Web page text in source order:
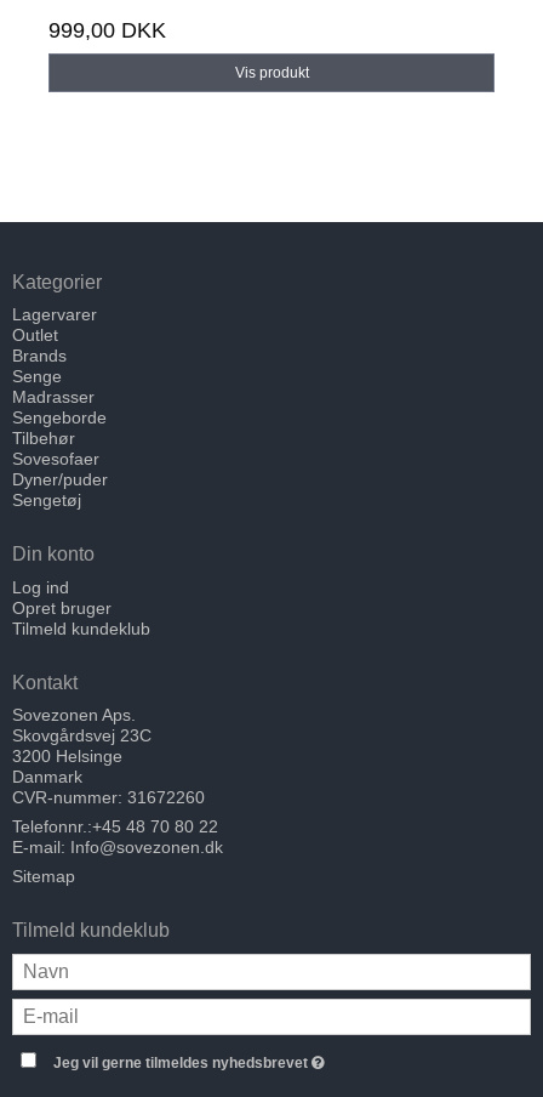
999,00 DKK
Vis produkt
Kategorier
Lagervarer
Outlet
Brands
Senge
Madrasser
Sengeborde
Tilbehør
Sovesofaer
Dyner/puder
Sengetøj
Din konto
Log ind
Opret bruger
Tilmeld kundeklub
Kontakt
Sovezonen Aps.
Skovgårdsvej 23C
3200 Helsinge
Danmark
CVR-nummer: 31672260
Telefonnr.:+45 48 70 80 22
E-mail: Info@sovezonen.dk
Sitemap
Tilmeld kundeklub
Jeg vil gerne tilmeldes nyhedsbrevet